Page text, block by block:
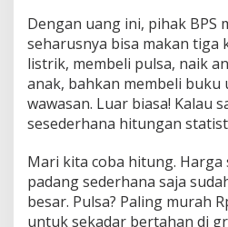
Dengan uang ini, pihak BPS
seharusnya bisa makan tiga
listrik, membeli pulsa, naik
anak, bahkan membeli buku
wawasan. Luar biasa! Kalau
sesederhana hitungan
Mari kita coba hitung. Harga
padang sederhana saja
besar. Pulsa? Paling murah
untuk sekadar bertahan di